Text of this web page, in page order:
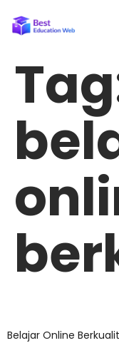
Belajar Online